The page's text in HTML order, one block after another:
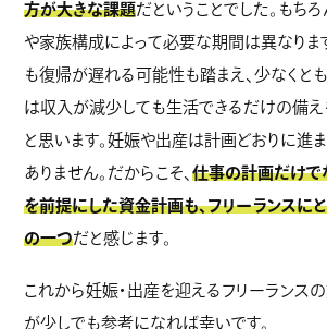
方が大きな課題だということでした。もち
や家族構成によって必要な期間は異なります
も復帰が遅れる可能性も踏まえ、少なくと
は収入が減少しても生活できるだけの備え
と思います。妊娠や出産は計画どおりに進
ありません。だからこそ、仕事の計画だけで
を前提にした資金計画も、フリーランスに
の一つだと感じます。
これから妊娠・出産を迎えるフリーランス
が少しでも参考になれば幸いです。